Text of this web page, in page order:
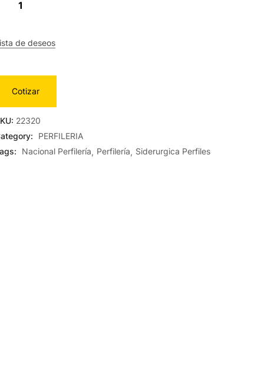
de deseos
Cotizar
22320
PERFILERIA
Nacional Perfilería Perfilería Siderurgica Perfiles